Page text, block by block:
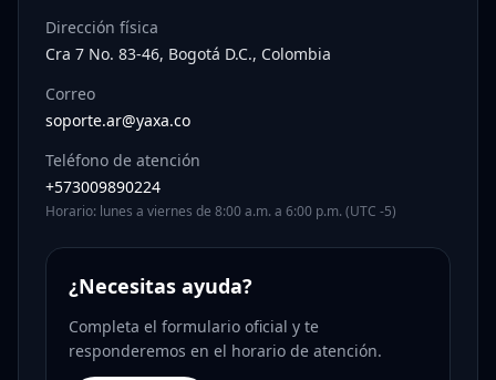
Dirección física
Cra 7 No. 83-46, Bogotá D.C., Colombia
Correo
soporte.ar@yaxa.co
Teléfono de atención
+573009890224
Horario: lunes a viernes de 8:00 a.m. a 6:00 p.m. (UTC -5)
¿Necesitas ayuda?
Completa el formulario oficial y te
responderemos en el horario de atención.